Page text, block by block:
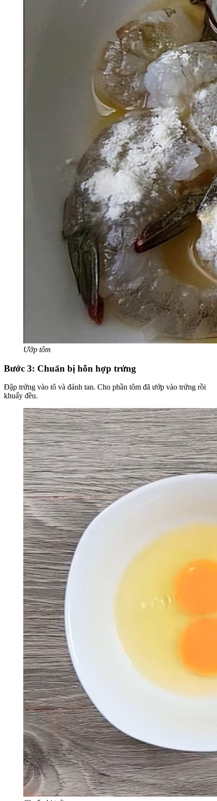
Ướp tôm
Bước 3: Chuẩn bị hỗn hợp trứng
Đập trứng vào tô và đánh tan. Cho phần tôm đã ướp vào trứng rồi
khuấy đều.